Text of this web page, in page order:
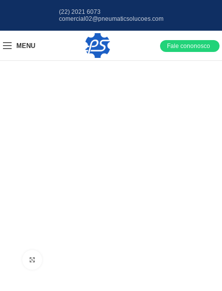
(22) 2021 6073
comercial02@pneumaticsolucoes.com
MENU Fale cononosco